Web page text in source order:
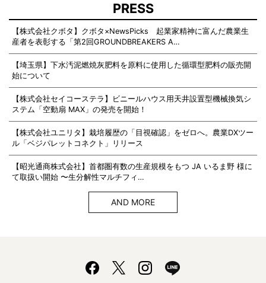
PRESS
【株式会社クボタ】クボタ×NewsPicks 起業家精神に富んだ農業生
産者を表彰する「第2回GROUNDBREAKERS A…
【埼玉県】下水汚泥燃焼灰肥料を原料に使用した循環型肥料の販売開
始について
【株式会社セイコーステラ】ビニールハウス用天井設置型機械換気シ
ステム「空動扇 MAX」の発売を開始！
【株式会社ユニリタ】栽培履歴の「目視確認」をゼロへ。農業DXツー
ル「ベジパレットコネクト」リリース
【昭光通商株式会社】首都圏有数の生産規模をもつ JA いるま野 様に
て取扱い開始 〜生分解性マルチフィ…
AND MORE